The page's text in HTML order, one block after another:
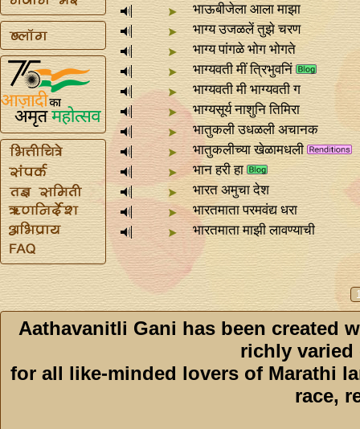
भाऊबीजेला आला माझा
भाग्य उजळलें तुझे चरण
भाग्य पांगळे भोग भोगते
भाग्यवती मीं त्रिभुवनिं
भाग्यवती मी भाग्यवती ग
भाग्यसूर्य नाशुनि तिमिरा
भातुकली उधळली अचानक
भातुकलीच्या खेळामधली
भान हरी हा
भारत अमुचा देश
भारतमाता परमवंद्य धरा
भारतमाता माझी लावण्याची
Aathavanitli Gani has been created
richly varied
for all like-minded lovers of Marathi
race,